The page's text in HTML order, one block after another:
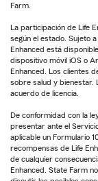
Farm.
La participación de Life
según el estado. Sujeto
Enhanced está
dispositivo móvil iOS o
Enhanced. Los clientes
sobre salud y bienestar.
acuerdo de licencia.
De conformidad con la
presentar ante el
aplicable un Formulario
recompensas de Life
de cualquier
Enhanced. State Farm